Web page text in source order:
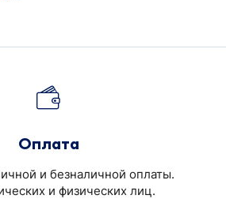
Оплата
и безналичной оплаты.
и физических лиц.